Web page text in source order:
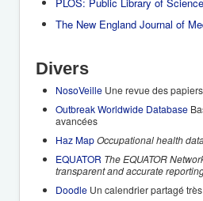
The New England Journal of
Divers
NosoVeille Une revue des
Outbreak Worldwide Database
avancées
Haz MapOccupational health
EQUATOR The EQUATOR
transparent and accurate
Doodle Un calendrier partagé